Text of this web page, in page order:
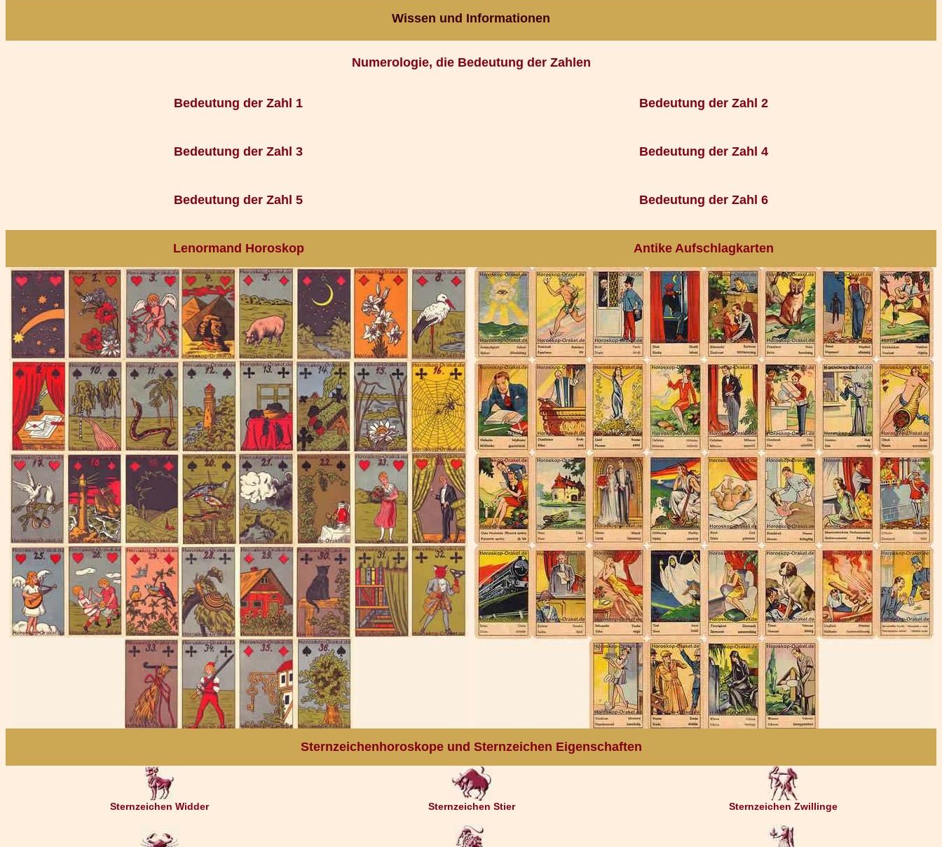
Wissen und Informationen
Numerologie, die Bedeutung der Zahlen
Bedeutung der Zahl 1
Bedeutung der Zahl 3
Bedeutung der Zahl 5
Bedeutung der Zahl 2
Bedeutung der Zahl 4
Bedeutung der Zahl 6
Lenormand Horoskop Antike Aufschlagkarten
Sternzeichenhoroskope und Sternzeichen Eigenschaften
Sternzeichen Widder Sternzeichen Stier Sternzeichen Zwillinge